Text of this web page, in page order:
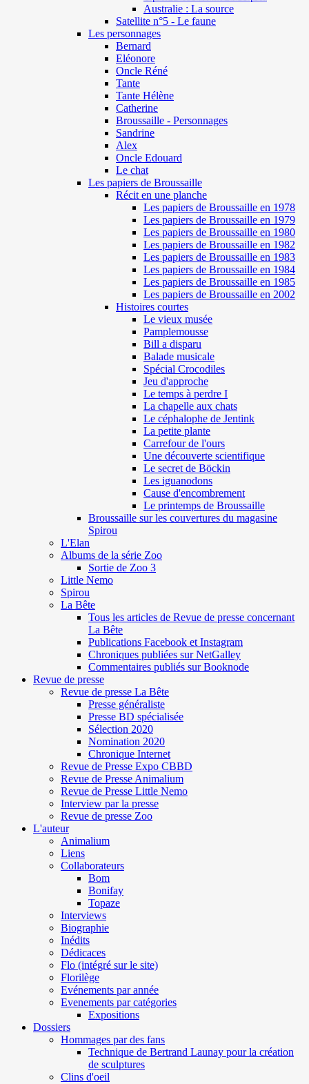
Australie : La source
Satellite n°5 - Le faune
Les personnages
Bernard
Eléonore
Oncle Réné
Tante
Tante Hélène
Catherine
Broussaille - Personnages
Sandrine
Alex
Oncle Edouard
Le chat
Les papiers de Broussaille
Récit en une planche
Les papiers de Broussaille en 1978
Les papiers de Broussaille en 1979
Les papiers de Broussaille en 1980
Les papiers de Broussaille en 1982
Les papiers de Broussaille en 1983
Les papiers de Broussaille en 1984
Les papiers de Broussaille en 1985
Les papiers de Broussaille en 2002
Histoires courtes
Le vieux musée
Pamplemousse
Bill a disparu
Balade musicale
Spécial Crocodiles
Jeu d'approche
Le temps à perdre I
La chapelle aux chats
Le céphalophe de Jentink
La petite plante
Carrefour de l'ours
Une découverte scientifique
Le secret de Böckin
Les iguanodons
Cause d'encombrement
Le printemps de Broussaille
Broussaille sur les couvertures du magasine
Spirou
L'Elan
Albums de la série Zoo
Sortie de Zoo 3
Little Nemo
Spirou
La Bête
Tous les articles de Revue de presse concernant
La Bête
Publications Facebook et Instagram
Chroniques publiées sur NetGalley
Commentaires publiés sur Booknode
Revue de presse
Revue de presse La Bête
Presse généraliste
Presse BD spécialisée
Sélection 2020
Nomination 2020
Chronique Internet
Revue de Presse Expo CBBD
Revue de Presse Animalium
Revue de Presse Little Nemo
Interview par la presse
Revue de presse Zoo
L'auteur
Animalium
Liens
Collaborateurs
Bom
Bonifay
Topaze
Interviews
Biographie
Inédits
Dédicaces
Flo (intégré sur le site)
Florilège
Evénements par année
Evenements par catégories
Expositions
Dossiers
Hommages par des fans
Technique de Bertrand Launay pour la création
de sculptures
Clins d'oeil